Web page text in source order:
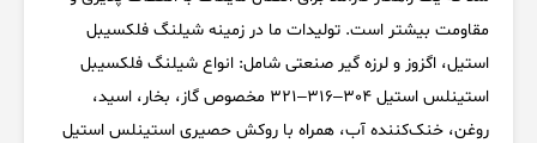
مقاومت بیشتر است. تولیدات ما در زمینه شیلنگ فلکسیبل
استیل، اگزوز و لرزه گیر صنعتی شامل: انواع شیلنگ فلکسیبل
استینلس استیل 304–316–321 مخصوص گاز، بخار، اسید،
روغن، خنک‌کننده آب، همراه با روکش حصیری استینلس استیل